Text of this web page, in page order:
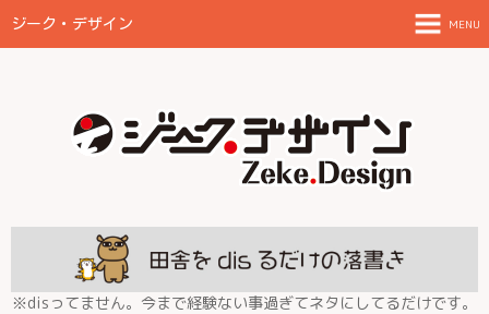
ジーク・デザイン MENU
ご案内とお願い
放浪日記
※disってません。今まで経験ない事過ぎてネタにしてるだけです。